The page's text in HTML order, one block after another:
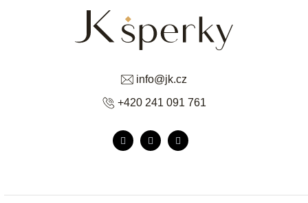
info@jk.cz
+420 241 091 761